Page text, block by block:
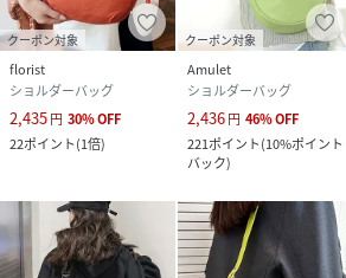
クーポン対象
florist
ショルダーバッグ
2,435円 30%OFF
22ポイント(1倍)
クーポン対象
Amulet
ショルダーバッグ
2,436円 46%OFF
221ポイント(10%ポイント
バック)